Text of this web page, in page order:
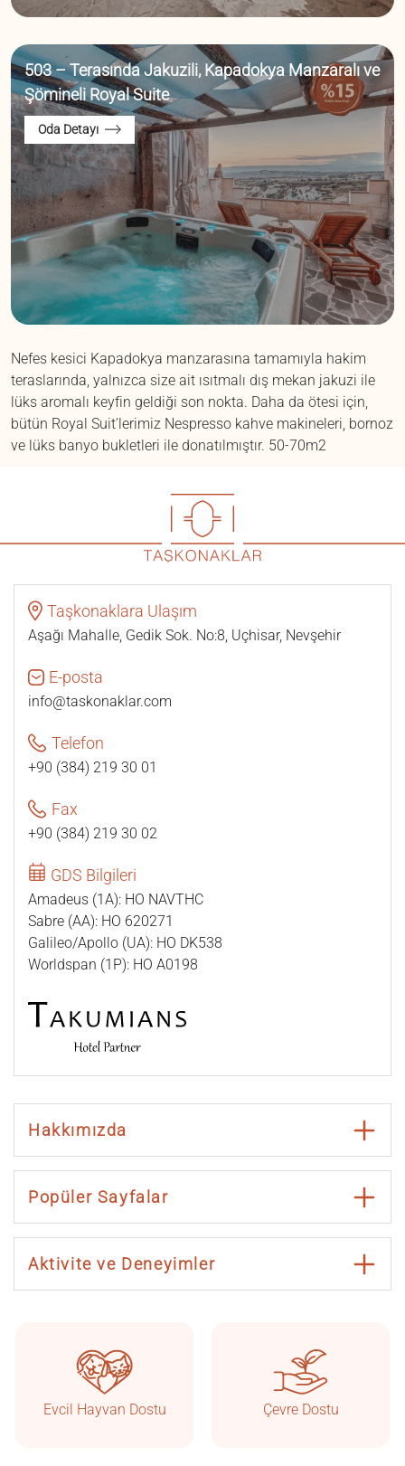
Çevrimiçi
503 – Terasında Jakuzili, Kapadokya Manzaralı ve
Şömineli Royal Suite
Oda Detayı
Nefes kesici Kapadokya manzarasına tamamıyla hakim
teraslarında, yalnızca size ait ısıtmalı dış mekan jakuzi ile
lüks aromalı keyfin geldiği son nokta. Daha da ötesi için,
bütün Royal Suit’lerimiz Nespresso kahve makineleri, bornoz
ve lüks banyo bukletleri ile donatılmıştır. 50-70m2
Taşkonaklara Ulaşım
Aşağı Mahalle, Gedik Sok. No:8, Uçhisar, Nevşehir
E-posta
info@taskonaklar.com
Telefon
+90 (384) 219 30 01
Fax
+90 (384) 219 30 02
GDS Bilgileri
Amadeus (1A): HO NAVTHC
Sabre (AA): HO 620271
Galileo/Apollo (UA): HO DK538
Worldspan (1P): HO A0198
Hakkımızda
Popüler Sayfalar
Aktivite ve Deneyimler
Evcil Hayvan Dostu Çevre Dostu